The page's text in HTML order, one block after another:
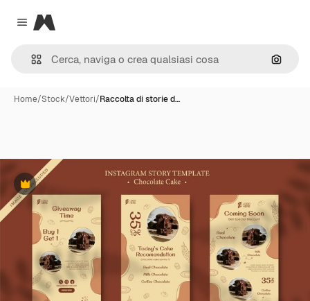
Close menu
Magnific
Cerca
Home/Stock/Vettori/Raccolta di storie d…
Premium